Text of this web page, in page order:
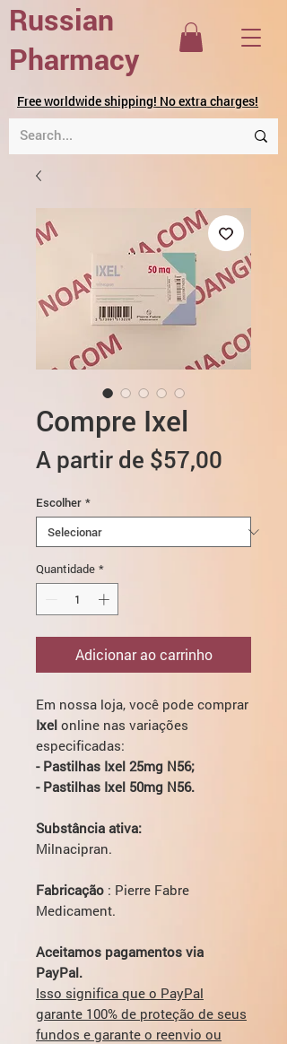
Russian
Pharmacy
Free worldwide shipping! No extra charges!
Compre Ixel
A partir de $57,00
Escolher *
Quantidade *
Adicionar ao carrinho
Em nossa loja, você pode comprar
Ixel online nas variações
especificadas:
- Pastilhas Ixel 25mg N56;
- Pastilhas Ixel 50mg N56.
Substância ativa:
Milnacipran.
Fabricação : Pierre Fabre
Medicament.
Aceitamos pagamentos via
PayPal.
Isso significa que o PayPal
garante 100% de proteção de seus
fundos e garante o reenvio ou